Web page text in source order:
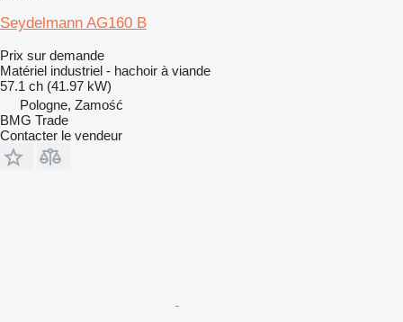
Seydelmann AG160 B
Prix sur demande
Matériel industriel - hachoir à viande
57.1 ch (41.97 kW)
Pologne, Zamość
BMG Trade
Contacter le vendeur